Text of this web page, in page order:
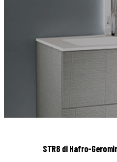
STR8 di Hafro-